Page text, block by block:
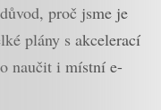
proč jsme je
plány s akcelerací
naučit i místní e-